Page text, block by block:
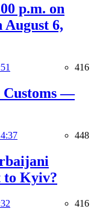
p.m. on
August 6,
416
Customs —
448
to Kyiv?
416